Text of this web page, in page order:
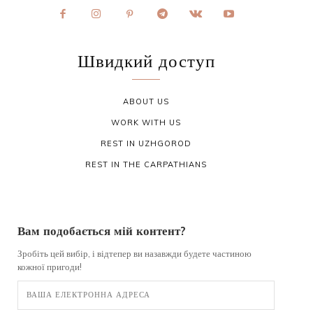
Швидкий доступ
ABOUT US
WORK WITH US
REST IN UZHGOROD
REST IN THE CARPATHIANS
Вам подобається мій контент?
Зробіть цей вибір, і відтепер ви назавжди будете частиною
кожної пригоди!